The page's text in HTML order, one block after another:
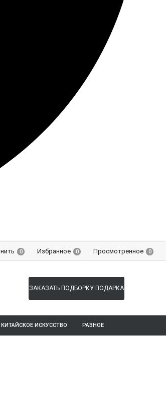
0 Избранное 0 Просмотренное 0
ЗАКАЗАТЬ ПОДБОРКУ ПОДАРКА
КИТАЙСКОЕ ИСКУССТВО РАЗНОЕ